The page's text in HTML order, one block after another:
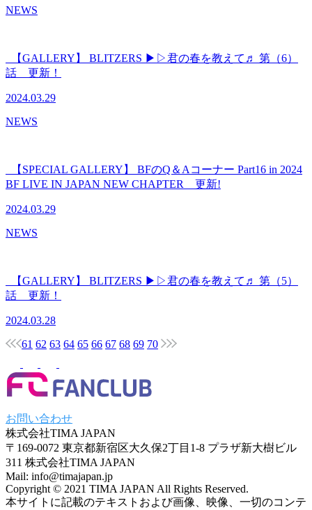
NEWS
【GALLERY】 BLITZERS ▶▷君の春を教えて♬ 第（6）
話 更新！
2024.03.29
NEWS
【SPECIAL GALLERY】 BFのQ＆Aコーナー Part16 in 2024
BF LIVE IN JAPAN NEW CHAPTER 更新!
2024.03.29
NEWS
【GALLERY】 BLITZERS ▶▷君の春を教えて♬ 第（5）
話 更新！
2024.03.28
61 62 63 64 65 66 67 68 69 70
お問い合わせ
株式会社TIMA JAPAN
〒169-0072 東京都新宿区大久保2丁目1-8 プラザ新大樹ビル
311 株式会社TIMA JAPAN
Mail: info@timajapan.jp
Copyright © 2021 TIMA JAPAN All Rights Reserved.
本サイトに記載のテキストおよび画像、映像、一切のコンテ